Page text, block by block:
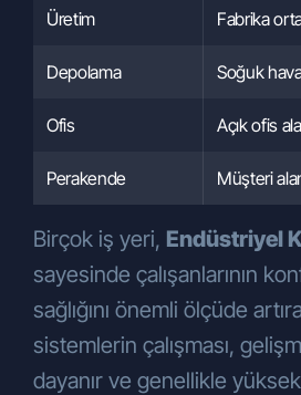
Üretim Fabrika
Depolama Soğuk
Ofis Açık ofis
Perakende Müşteri
Birçok iş yeri, Endüstriyel
sayesinde çalışanlarının
sağlığını önemli ölçüde
sistemlerin çalışması,
dayanır ve genellikle
kullanmak ile ilgili talebinizi,
belirlediği diğer yöntemlerle
Kurulu, şu aşamada herhangi
gereğince, yazılı olarak
iletmeniz gerekmektedir. Bu
Şirketimize KVKK’nın 11.
kapsamında yapacağınız
yazılı olarak başvurunuzu
kanallar ve usuller aşağıda
açıklanmaktadır.
Yukarıda belirtilen haklarınızı